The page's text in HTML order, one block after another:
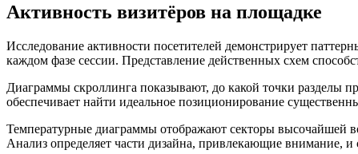
Активность визитёров на площадке
Исследование активности посетителей демонстрирует
каждом фазе сессии. Представление действенных схем
Диаграммы скроллинга показывают, до какой точки разделы
обеспечивает найти идеальное позиционирование
Температурные диаграммы отображают секторы высочайшей
Анализ определяет части дизайна, привлекающие внимание,